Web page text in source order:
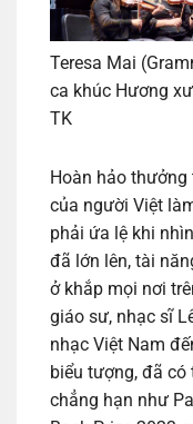
Teresa Mai
ca khúc Hương
TK
Hoàn hảo
của người Việt
phải ứa lệ khi
đã lớn lên, tài
ở khắp mọi nơi
giáo sư, nhạc sĩ
nhạc Việt Nam
biểu tượng, đã
chẳng hạn như